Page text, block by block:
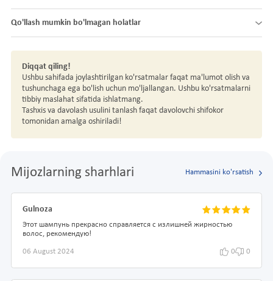
Qo'llash mumkin bo'lmagan holatlar
Diqqat qiling!
Ushbu sahifada joylashtirilgan ko'rsatmalar faqat ma'lumot olish va
tushunchaga ega bo'lish uchun mo'ljallangan. Ushbu ko'rsatmalarni
tibbiy maslahat sifatida ishlatmang.
Tashxis va davolash usulini tanlash faqat davolovchi shifokor
tomonidan amalga oshiriladi!
Mijozlarning sharhlari Hammasini ko'rsatish
Gulnoza
Этот шампунь прекрасно справляется с излишней жирностью
волос, рекомендую!
06 August 2024 0 0